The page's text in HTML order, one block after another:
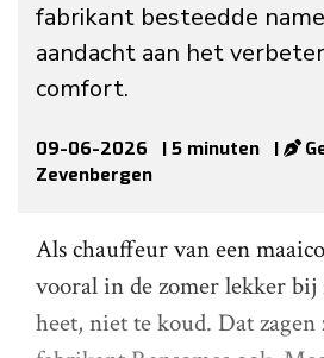
fabrikant besteedde
aandacht aan het
comfort.
09-06-2026 | 5 minuten |
Zevenbergen
Als chauffeur van een
vooral in de zomer lekker
heet, niet te koud. Dat